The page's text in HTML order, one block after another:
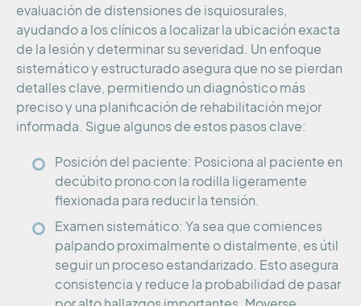
evaluación de distensiones de isquiosurales,
ayudando a los clínicos a localizar la ubicación exacta
de la lesión y determinar su severidad. Un enfoque
sistemático y estructurado asegura que no se pierdan
detalles clave, permitiendo un diagnóstico más
preciso y una planificación de rehabilitación mejor
informada. Sigue algunos de estos pasos clave:
Posición del paciente: Posiciona al paciente en
decúbito prono con la rodilla ligeramente
flexionada para reducir la tensión.
Examen sistemático: Ya sea que comiences
palpando proximalmente o distalmente, es útil
seguir un proceso estandarizado. Esto asegura
consistencia y reduce la probabilidad de pasar